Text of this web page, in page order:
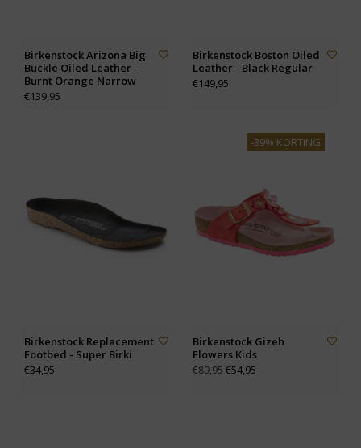
Birkenstock Arizona Big
Buckle Oiled Leather -
Burnt Orange Narrow
€139,95
Birkenstock Boston Oiled
Leather - Black Regular
€149,95
Birkenstock Replacement
Footbed - Super Birki
€34,95
-39% KORTING
Birkenstock Gizeh
Flowers Kids
€89,95€54,95